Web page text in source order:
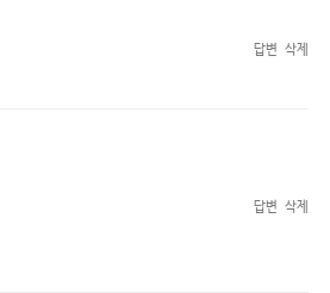
답변 삭제
답변 삭제